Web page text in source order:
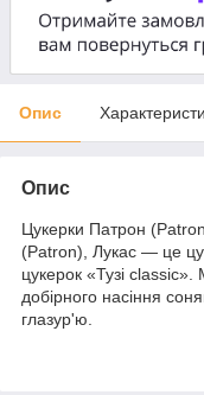
Опис
Опис
Цукерки Патрон
(Patron), Лукас — це
цукерок «Тузі
добірного насіння
глазур'ю.